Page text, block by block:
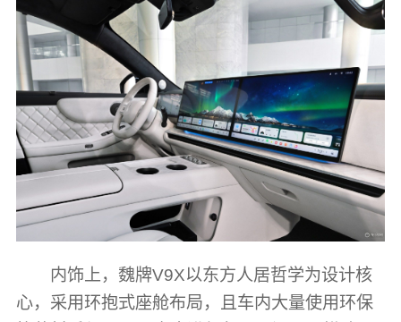
内饰上，魏牌V9X以东方人居哲学为设计核
心，采用环抱式座舱布局，且车内大量使用环保